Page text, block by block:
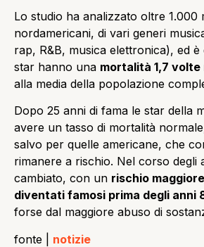
Lo studio ha analizzato oltre 1.000
nordamericani, di vari generi
rap, R&B, musica elettronica), ed
star hanno una mortalità 1,7 volte
alla media della popolazione
Dopo 25 anni di fama le star della
avere un tasso di mortalità
salvo per quelle americane, che
rimanere a rischio. Nel corso degli
cambiato, con un rischio
diventati famosi prima degli anni
forse dal maggiore abuso di
fonte | notizie